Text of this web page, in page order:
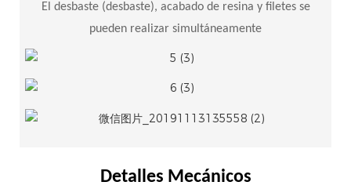
El desbaste (desbaste), acabado de resina y filetes se
pueden realizar simultáneamente
Detalles Mecánicos